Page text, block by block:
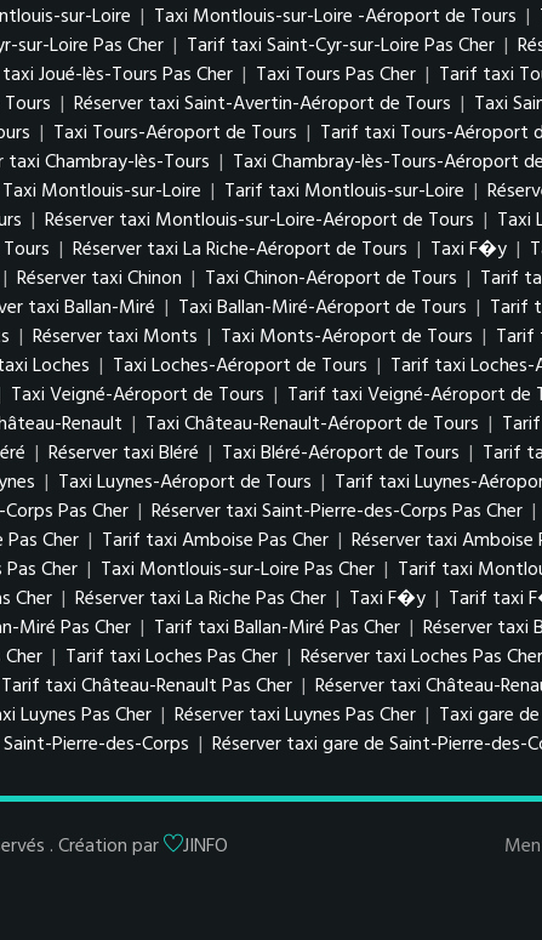
sur-Loire | Taxi Montlouis-sur-Loire -Aéroport de Tours |
sur-Loire Pas Cher | Tarif taxi Saint-Cyr-sur-Loire Pas Cher |
Joué-lès-Tours Pas Cher | Taxi Tours Pas Cher | Tarif taxi
| Réserver taxi Saint-Avertin-Aéroport de Tours | Taxi
| Taxi Tours-Aéroport de Tours | Tarif taxi Tours-Aéroport
taxi Chambray-lès-Tours | Taxi Chambray-lès-Tours-Aéroport
Taxi Montlouis-sur-Loire | Tarif taxi Montlouis-sur-Loire |
| Réserver taxi Montlouis-sur-Loire-Aéroport de Tours | Taxi
| Réserver taxi La Riche-Aéroport de Tours | Taxi F�y |
| Réserver taxi Chinon | Taxi Chinon-Aéroport de Tours | Tarif
taxi Ballan-Miré | Taxi Ballan-Miré-Aéroport de Tours | Tarif
| Réserver taxi Monts | Taxi Monts-Aéroport de Tours | Tarif
Loches | Taxi Loches-Aéroport de Tours | Tarif taxi
Taxi Veigné-Aéroport de Tours | Tarif taxi Veigné-Aéroport de
Renault | Taxi Château-Renault-Aéroport de Tours |
| Réserver taxi Bléré | Taxi Bléré-Aéroport de Tours | Tarif
| Taxi Luynes-Aéroport de Tours | Tarif taxi Luynes-
Pas Cher | Réserver taxi Saint-Pierre-des-Corps Pas Cher |
Cher | Tarif taxi Amboise Pas Cher | Réserver taxi Amboise
Cher | Taxi Montlouis-sur-Loire Pas Cher | Tarif taxi
Cher | Réserver taxi La Riche Pas Cher | Taxi F�y | Tarif taxi
Miré Pas Cher | Tarif taxi Ballan-Miré Pas Cher | Réserver taxi
| Tarif taxi Loches Pas Cher | Réserver taxi Loches Pas Cher
Tarif taxi Château-Renault Pas Cher | Réserver taxi Château-
Luynes Pas Cher | Réserver taxi Luynes Pas Cher | Taxi gare
Pierre-des-Corps | Réserver taxi gare de Saint-Pierre-des-
. Création par JINFO